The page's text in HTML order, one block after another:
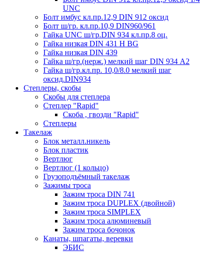
UNC
Болт имбус кл.пр.12,9 DIN 912 оксид
Болт ш/гр. кл.пр.10,9 DIN960/961
Гайка UNC ш/гр.DIN 934 кл.пр.8 оц.
Гайка низкая DIN 431 H BG
Гайка низкая DIN 439
Гайка ш/гр.(нерж.) мелкий шаг DIN 934 А2
Гайка ш/гр.кл.пр. 10,0/8.0 мелкий шаг
оксид.DIN934
Степлеры, скобы
Скобы для степлера
Степлер "Rapid"
Скоба , гвозди "Rapid"
Степлеры
Такелаж
Блок металл.никель
Блок пластик
Вертлюг
Вертлюг (1 кольцо)
Грузоподъёмный такелаж
Зажимы троса
Зажим троса DIN 741
Зажим троса DUPLEX (двойной)
Зажим троса SIMPLEX
Зажим троса алюминевый
Зажим троса бочонок
Канаты, шпагаты, веревки
ЭБИС